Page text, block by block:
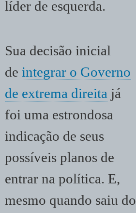
líder de esquerda.
Sua decisão inicial
de integrar o Governo
de extrema direita já
foi uma estrondosa
indicação de seus
possíveis planos de
entrar na política. E,
mesmo quando saiu do